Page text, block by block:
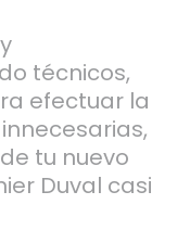
técnicos,
efectuar la
tu nuevo
Duval casi